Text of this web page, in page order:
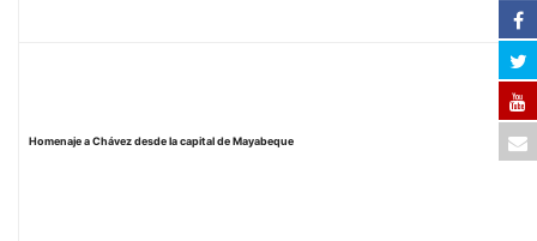
Homenaje a Chávez desde la capital de Mayabeque